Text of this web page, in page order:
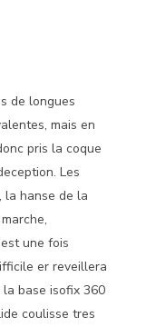
de longues
mais en
pris la coque
Les
la hanse de la
une fois
er reveillera
base isofix 360
coulisse tres